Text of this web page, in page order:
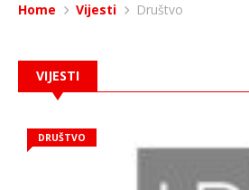
Home Vijesti Društvo
VIJESTI
DRUŠTVO